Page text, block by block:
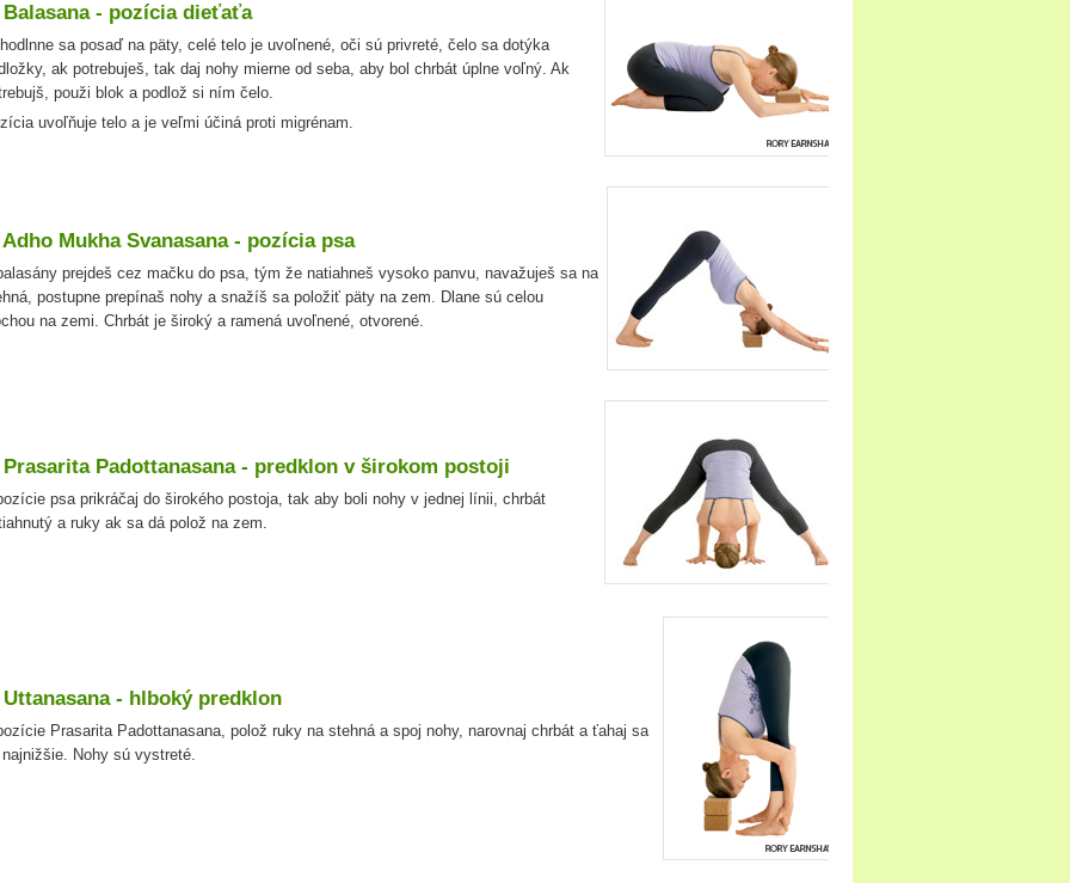
Balasana - pozícia dieťaťa
sa posaď na päty, celé telo je uvoľnené, oči sú privreté, čelo sa dotýka
ak potrebuješ, tak daj nohy mierne od seba, aby bol chrbát úplne voľný. Ak
použi blok a podlož si ním čelo.
uvoľňuje telo a je veľmi účiná proti migrénam.
Adho Mukha Svanasana - pozícia psa
prejdeš cez mačku do psa, tým že natiahneš vysoko panvu, navažuješ sa na
postupne prepínaš nohy a snažíš sa položiť päty na zem. Dlane sú celou
na zemi. Chrbát je široký a ramená uvoľnené, otvorené.
Prasarita Padottanasana - predklon v širokom postoji
psa prikráčaj do širokého postoja, tak aby boli nohy v jednej línii, chrbát
a ruky ak sa dá polož na zem.
Uttanasana - hlboký predklon
Prasarita Padottanasana, polož ruky na stehná a spoj nohy, narovnaj chrbát a ťahaj sa
Nohy sú vystreté.